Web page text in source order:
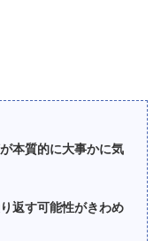
本質的に大事かに気
返す可能性がきわめ